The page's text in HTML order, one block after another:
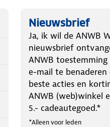
Nieuwsbrief
Ja, ik wil de ANWB
nieuwsbrief
ANWB
e-mail te benaderen
beste acties en
ANWB (web)winkel
5.- cadeautegoed.*
*Alleen voor leden